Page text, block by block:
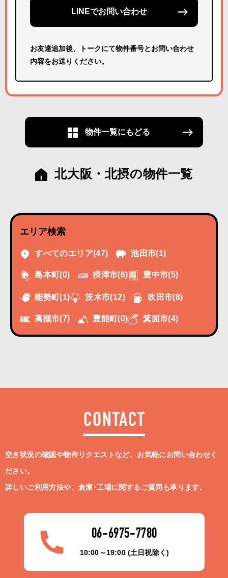
LINEでお問い合わせ
お友達追加後、トークにて物件番号とお問い合わせ
内容をお送りください。
物件一覧にもどる
北大阪・北摂の物件一覧
エリア検索
すべてのエリア(47) 池田市(1)
島本町(0) 摂津市(6) 豊中市(5)
能勢町(1) 茨木市(12) 吹田市(8)
高槻市(7) 豊能町(0) 箕面市(4)
CONTACT
空き状況の確認や物件リクエストなど、お気軽にお問い合わせく
ださい。
詳しいご利用方法や、倉庫･工場に関するご質問も承ります。
06-6975-7780
10:00～19:00 (土日祝除く)